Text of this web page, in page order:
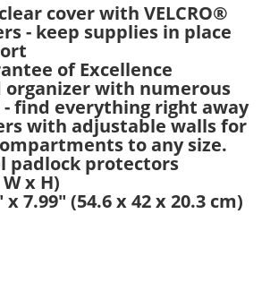
cover with VELCRO®
- keep supplies in place
of Excellence
with numerous
- find everything right away
with adjustable walls for
to any size.
padlock protectors
x H)
x 7.99" (54.6 x 42 x 20.3 cm)